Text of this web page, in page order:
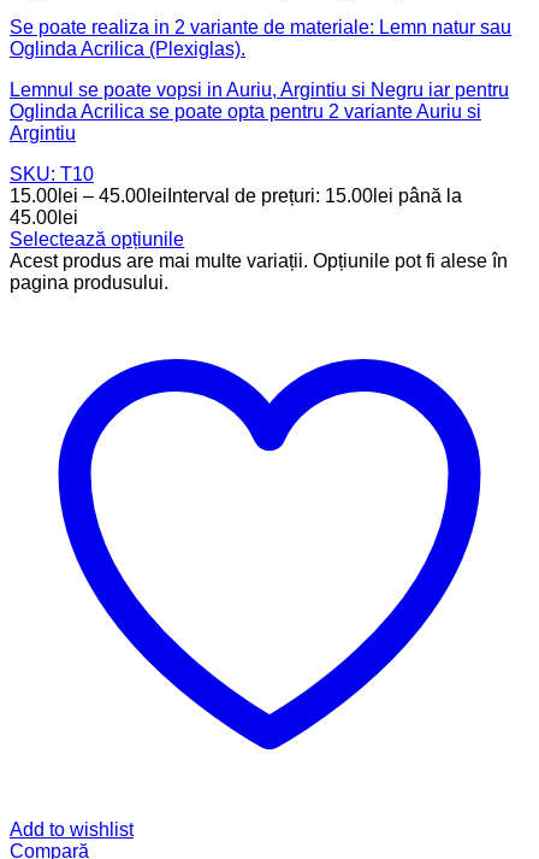
Se poate realiza in 2 variante de materiale: Lemn natur sau
Oglinda Acrilica (Plexiglas).
Lemnul se poate vopsi in Auriu, Argintiu si Negru iar pentru
Oglinda Acrilica se poate opta pentru 2 variante Auriu si
Argintiu
SKU: T10
15.00 lei – 45.00 lei Interval de prețuri: 15.00lei până la
45.00lei
Selectează opțiunile
Acest produs are mai multe variații. Opțiunile pot fi alese în
pagina produsului.
Add to wishlist
Compară